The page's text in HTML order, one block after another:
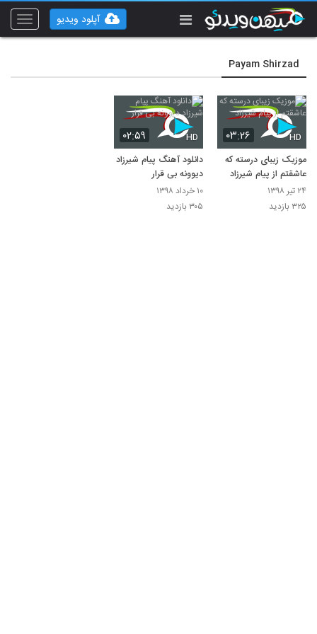
Toggle
آپلود ویدیو
Payam Shirzad
۰۳:۲۶ HD
موزیک زیبای درسته که
عاشقتم از پیام شیرزاد
۲۴ تیر ۱۳۹۸
۳۲۵ بازدید
۰۲:۵۹ HD
دانلود آهنگ پیام شیرزاد
دیوونه بی قرار
۱۰ خرداد ۱۳۹۸
۳۰۵ بازدید